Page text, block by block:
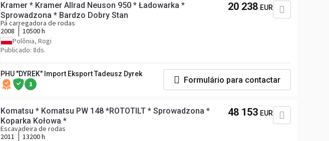
Kramer * Kramer Allrad Neuson 950 * Ładowarka *
Sprowadzona * Bardzo Dobry Stan
Pá carregadora de rodas
2008
10500 h
Polônia, Rogi
Publicado: 8ds.
20 238 EUR
PHU "DYREK" Import Eksport Tadeusz Dyrek
1 Formulário para contactar
Komatsu * Komatsu PW 148 *ROTOTILT * Sprowadzona *
Koparka Kołowa *
Escavadeira de rodas
2011
13200 h
48 153 EUR